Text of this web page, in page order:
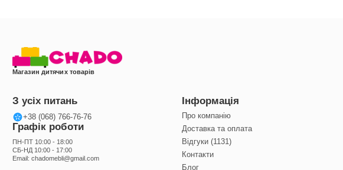
Магазин дитячих товарів
З усіх питань
+38 (068) 766-76-76
Графік роботи
ПН-ПТ 10:00 - 18:00
СБ-НД 10:00 - 17:00
Email: chadomebli@gmail.com
Інформація
Про компанію
Доставка та оплата
Відгуки (1131)
Контакти
Блог